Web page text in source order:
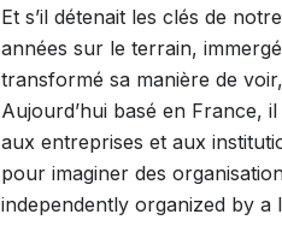
Et s’il détenait les clés de
années sur le terrain,
transformé sa manière de
Aujourd’hui basé en France,
aux entreprises et aux
pour imaginer des
independently organized by